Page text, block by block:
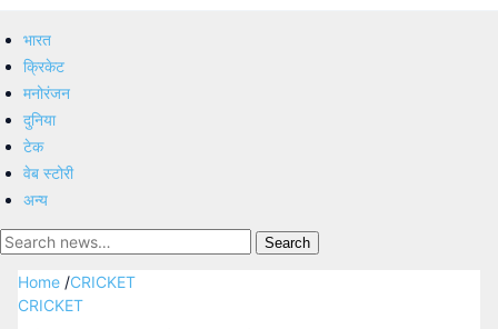
भारत
क्रिकेट
मनोरंजन
दुनिया
टेक
वेब स्टोरी
अन्य
Search
Home /CRICKET
CRICKET